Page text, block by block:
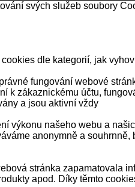
svých služeb soubory
dle kategorií, jak
fungování webové
k zákaznickému účtu,
a jsou aktivní vždy
výkonu našeho webu a
anonymně a
stránka zapamatovala
apod. Díky těmto